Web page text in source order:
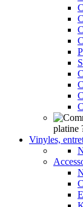
platine
Vinyles,